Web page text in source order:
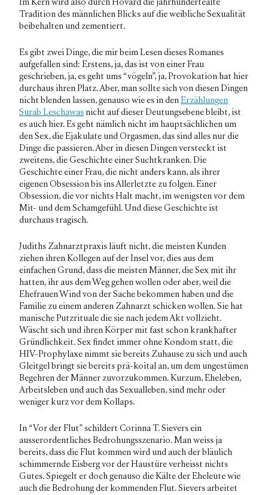
Im Kern wird also durch Hovard die jahrhundertealte
Tradition des männlichen Blicks auf die weibliche Sexualität
beibehalten und zementiert.
Es gibt zwei Dinge, die mir beim Lesen dieses Romanes
aufgefallen sind: Erstens, ja, das ist von einer Frau
geschrieben, ja, es geht ums “vögeln”, ja, Provokation hat hier
durchaus ihren Platz. Aber, man sollte sich von diesen Dingen
nicht blenden lassen, genauso wie es in den Erzählungen
Surab Leschawas nicht auf dieser Deutungsebene bleibt, ist
es auch hier. Es geht nämlich nicht im hauptsächlichen um
den Sex, die Ejakulate und Orgasmen, das sind alles nur die
Dinge die passieren. Aber in diesen Dingen versteckt ist
zweitens, die Geschichte einer Suchtkranken. Die
Geschichte einer Frau, die nicht anders kann, als ihrer
eigenen Obsession bis ins Allerletzte zu folgen. Einer
Obsession, die vor nichts Halt macht, im wenigsten vor dem
Mit- und dem Schamgefühl. Und diese Geschichte ist
durchaus tragisch.
Judiths Zahnarztpraxis läuft nicht, die meisten Kunden
ziehen ihren Kollegen auf der Insel vor, dies aus dem
einfachen Grund, dass die meisten Männer, die Sex mit ihr
hatten, ihr aus dem Weg gehen wollen oder aber, weil die
Ehefrauen Wind von der Sache bekommen haben und die
Familie zu einem anderen Zahnarzt schicken wollen. Sie hat
manische Putzrituale die sie nach jedem Akt vollzieht.
Wäscht sich und ihren Körper mit fast schon krankhafter
Gründlichkeit. Sex findet immer ohne Kondom statt, die
HIV-Prophylaxe nimmt sie bereits Zuhause zu sich und auch
Gleitgel bringt sie bereits prä-koital an, um dem ungestümen
Begehren der Männer zuvorzukommen. Kurzum, Eheleben,
Arbeitsleben und auch das Sexualleben, sind mehr oder
weniger kurz vor dem Kollaps.
In “Vor der Flut” schildert Corinna T. Sievers ein
ausserordentliches Bedrohungsszenario. Man weiss ja
bereits, dass die Flut kommen wird und auch der bläulich
schimmernde Eisberg vor der Haustüre verheisst nichts
Gutes. Spiegelt er doch genauso die Kälte der Eheleute wie
auch die Bedrohung der kommenden Flut. Sievers arbeitet